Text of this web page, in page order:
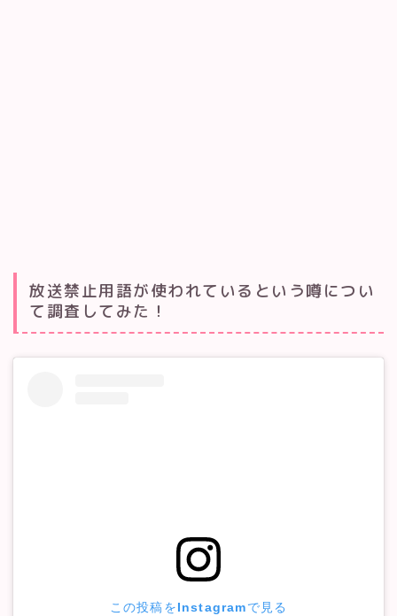
放送禁止用語が使われているという噂につい
て調査してみた！
この投稿をInstagramで見る